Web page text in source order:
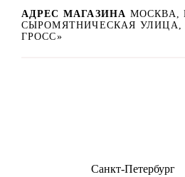
АДРЕС МАГАЗИНА МОСКВА,
СЫРОМЯТНИЧЕСКАЯ УЛИЦА,
ГРОСС»
Санкт-Петербург